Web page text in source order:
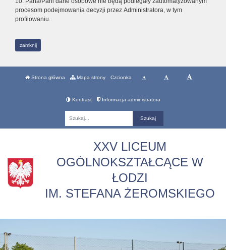
procesom podejmowania decyzji przez Administratora, w tym
profilowaniu.
zamknij
Strona główna Mapa strony Czcionka
Kontrast Informacja administratora
XXV LICEUM
OGÓLNOKSZTAŁCĄCE W
ŁODZI
IM. STEFANA ŻEROMSKIEGO